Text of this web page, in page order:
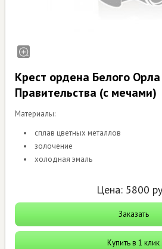
Крест ордена Белого
Правительства (с мечами)
Материалы:
сплав цветных металлов
золочение
холодная эмаль
Цена: 5800
Заказать
Купить в 1 клик